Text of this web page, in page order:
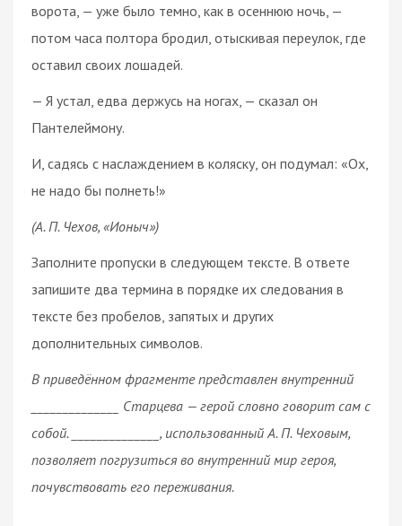
ворота, — уже было темно, как в осеннюю ночь, —
потом часа полтора бродил, отыскивая переулок, где
оставил своих лошадей.
— Я устал, едва держусь на ногах, — сказал он
Пантелеймону.
И, садясь с наслаждением в коляску, он подумал: «Ох,
не надо бы полнеть!»
(А. П. Чехов, «Ионыч»)
Заполните пропуски в следующем тексте. В ответе
запишите два термина в порядке их следования в
тексте без пробелов, запятых и других
дополнительных символов.
В приведённом фрагменте представлен внутренний
______________ Старцева — герой словно говорит сам с
собой. ______________, использованный А. П. Чеховым,
позволяет погрузиться во внутренний мир героя,
почувствовать его переживания.